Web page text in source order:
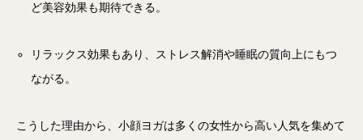
ど美容効果も期待できる。
リラックス効果もあり、ストレス解消や睡眠の質向上にもつ
ながる。
こうした理由から、小顔ヨガは多くの女性から高い人気を集めて